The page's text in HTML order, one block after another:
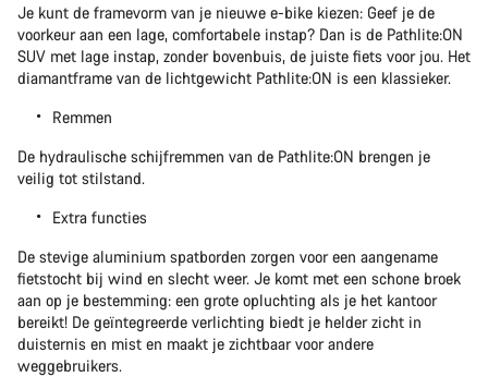
Je kunt de framevorm van je nieuwe e-bike kiezen: Geef je de
voorkeur aan een lage, comfortabele instap? Dan is de Pathlite:ON
SUV met lage instap, zonder bovenbuis, de juiste fiets voor jou. Het
diamantframe van de lichtgewicht Pathlite:ON is een klassieker.
Remmen
De hydraulische schijfremmen van de Pathlite:ON brengen je
veilig tot stilstand.
Extra functies
De stevige aluminium spatborden zorgen voor een aangename
fietstocht bij wind en slecht weer. Je komt met een schone broek
aan op je bestemming: een grote opluchting als je het kantoor
bereikt! De geïntegreerde verlichting biedt je helder zicht in
duisternis en mist en maakt je zichtbaar voor andere
weggebruikers.